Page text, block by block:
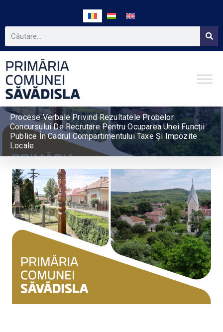
Procese Verbale Privind Rezultatele Probelor
Concursului De Recrutare Pentru Ocuparea Unei Funcții
Publice În Cadrul Compartimentului Taxe Și Impozite
Locale